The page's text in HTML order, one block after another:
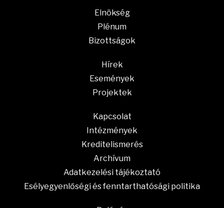
Elnökség
Plénum
Bizottságok
Hírek
Események
Projektek
Kapcsolat
Intézmények
Kreditelismerés
Archívum
Adatkezelési tájékoztató
Esélyegyenlőségi és fenntarthatósági politika